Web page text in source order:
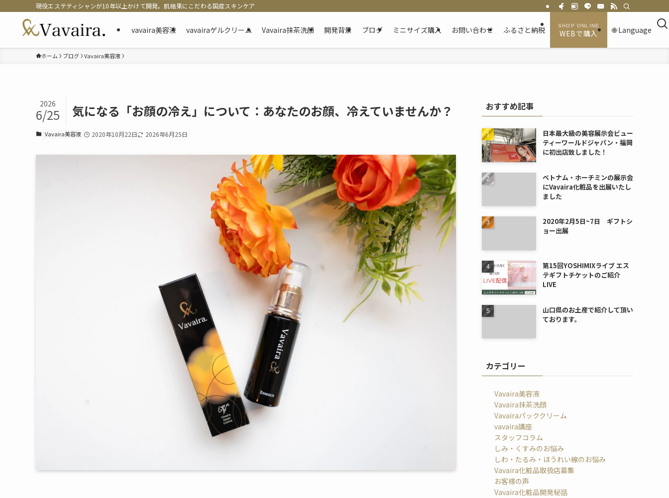
現役エステティシャンが10年以上かけて開発。肌結果にこだわる国産スキンケア
vavaira美容液 vavairaゲルクリーム Vavaira抹茶洗顔 開発背景 ブログ ミニサイズ購入 お問い合わせ ふるさと納税 WEBで購入 🌐 Language
ホーム ブログ Vavaira美容液
気になる「お顔の冷え」について：あなたのお顔、冷えていませんか？
2026
6/25
Vavaira美容液 2020年10月22日 2026年6月25日
おすすめ記事
日本最大級の美容展示会ビュー
ティーワールドジャパン・福岡
に初出店致しました！
ベトナム・ホーチミンの展示会
にVavaira化粧品を出展いたし
ました
2020年2月5日~7日 ギフトシ
ョー出展
第15回YOSHIMIXライブ エス
テギフトチケットのご紹介
LIVE
山口県のお土産で紹介して頂い
ております。
カテゴリー
Vavaira美容液
Vavaira抹茶洗顔
Vavairaパッククリーム
vavaira講座
スタッフコラム
しみ・くすみのお悩み
しわ・たるみ・ほうれい線のお悩み
Vavaira化粧品取扱店募集
お客様の声
Vavaira化粧品開発秘話